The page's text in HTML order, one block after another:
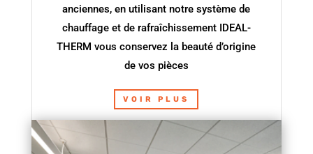
anciennes, en utilisant notre système de
chauffage et de rafraîchissement IDEAL-
THERM vous conservez la beauté d’origine
de vos pièces
VOIR PLUS